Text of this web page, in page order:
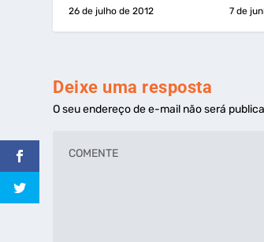
26 de julho de 2012 7 de
Deixe uma resposta
O seu endereço de e-mail não será